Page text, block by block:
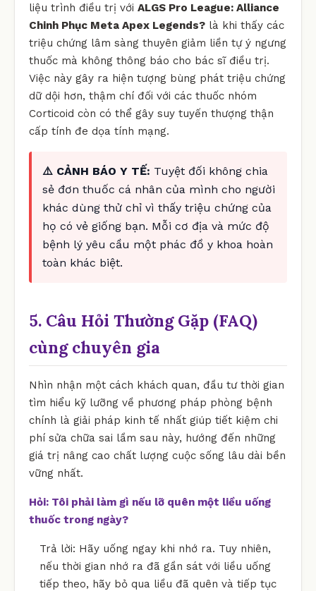
liệu trình điều trị với ALGS Pro League: Alliance
Chinh Phục Meta Apex Legends? là khi thấy các
triệu chứng lâm sàng thuyên giảm liền tự ý ngưng
thuốc mà không thông báo cho bác sĩ điều trị.
Việc này gây ra hiện tượng bùng phát triệu chứng
dữ dội hơn, thậm chí đối với các thuốc nhóm
Corticoid còn có thể gây suy tuyến thượng thận
cấp tính đe dọa tính mạng.
⚠️ CẢNH BÁO Y TẾ: Tuyệt đối không chia
sẻ đơn thuốc cá nhân của mình cho người
khác dùng thử chỉ vì thấy triệu chứng của
họ có vẻ giống bạn. Mỗi cơ địa và mức độ
bệnh lý yêu cầu một phác đồ y khoa hoàn
toàn khác biệt.
5. Câu Hỏi Thường Gặp (FAQ)
cùng chuyên gia
Nhìn nhận một cách khách quan, đầu tư thời gian
tìm hiểu kỹ lưỡng về phương pháp phòng bệnh
chính là giải pháp kinh tế nhất giúp tiết kiệm chi
phí sửa chữa sai lầm sau này, hướng đến những
giá trị nâng cao chất lượng cuộc sống lâu dài bền
vững nhất.
Hỏi: Tôi phải làm gì nếu lỡ quên một liều uống
thuốc trong ngày?
Trả lời: Hãy uống ngay khi nhớ ra. Tuy nhiên,
nếu thời gian nhớ ra đã gần sát với liều uống
tiếp theo, hãy bỏ qua liều đã quên và tiếp tục